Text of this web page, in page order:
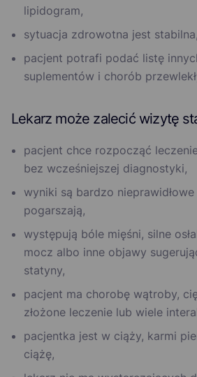
lipidogram,
sytuacja zdrowotna jest stabilna,
pacjent potrafi podać listę
suplementów i chorób
Lekarz może zalecić wizytę
pacjent chce rozpocząć
bez wcześniejszej diagnostyki,
wyniki są bardzo
pogarszają,
występują bóle mięśni, silne
mocz albo inne objawy
statyny,
pacjent ma chorobę wątroby,
złożone leczenie lub wiele
pacjentka jest w ciąży, karmi
ciążę,